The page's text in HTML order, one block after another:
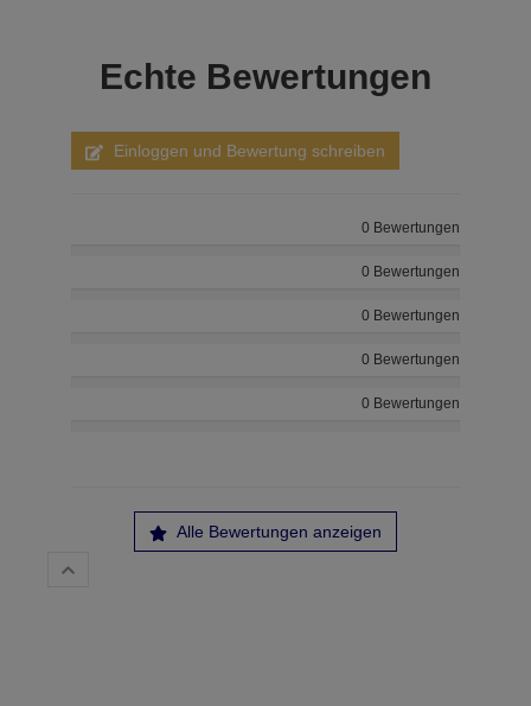
Echte Bewertungen
Einloggen und Bewertung schreiben
0 Bewertungen
0 Bewertungen
0 Bewertungen
0 Bewertungen
0 Bewertungen
Alle Bewertungen anzeigen